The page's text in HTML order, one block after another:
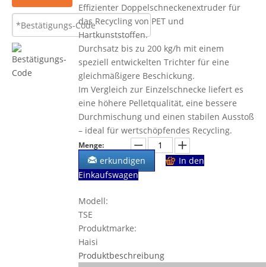
Effizienter Doppelschneckenextruder für
das Recycling von PET und
Hartkunststoffen.
Durchsatz bis zu 200 kg/h mit einem
speziell entwickelten Trichter für eine
gleichmäßigere Beschickung.
Im Vergleich zur Einzelschnecke liefert es
eine höhere Pelletqualität, eine bessere
Durchmischung und einen stabilen Ausstoß
– ideal für wertschöpfendes Recycling.
Menge:
erkundigen
In den
Einkaufswagen
Modell:
TSE
Produktmarke:
Haisi
Produktbeschreibung